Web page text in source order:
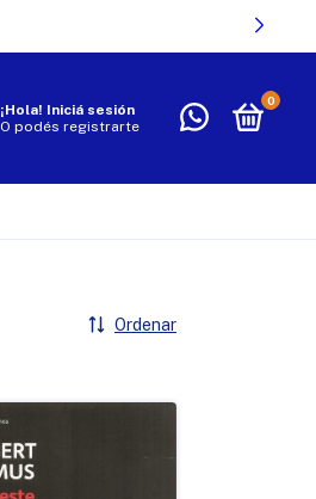
¡Hola! Iniciá sesión
O podés registrarte
0
Ordenar